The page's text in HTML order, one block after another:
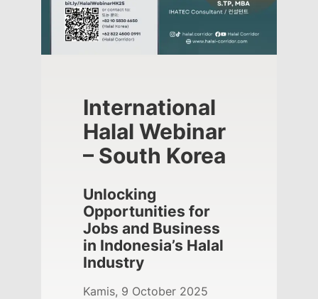
International
Halal Webinar
– South Korea
Unlocking
Opportunities for
Jobs and Business
in Indonesia’s Halal
Industry
Kamis, 9 October 2025